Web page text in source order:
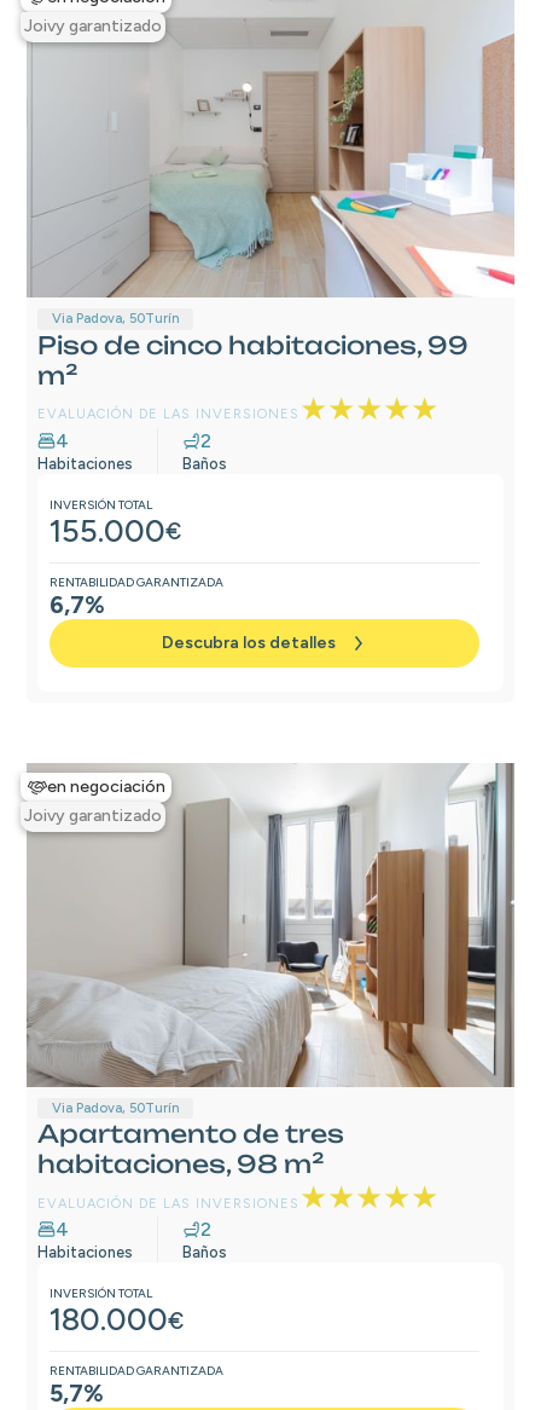
Joivy garantizado
Via Padova, 50Turín
Piso de cinco habitaciones, 99
m²
EVALUACIÓN DE LAS INVERSIONES ★★★★★
4
Habitaciones
2
Baños
INVERSIÓN TOTAL
155.000€
RENTABILIDAD GARANTIZADA
6,7%
Descubra los detalles
en negociación
Joivy garantizado
Via Padova, 50Turín
Apartamento de tres
habitaciones, 98 m²
EVALUACIÓN DE LAS INVERSIONES ★★★★★
4
Habitaciones
2
Baños
INVERSIÓN TOTAL
180.000€
RENTABILIDAD GARANTIZADA
5,7%